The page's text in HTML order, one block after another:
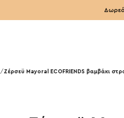
/Ζέρσεϋ Mayoral ECOFRIENDS βαμβάκι